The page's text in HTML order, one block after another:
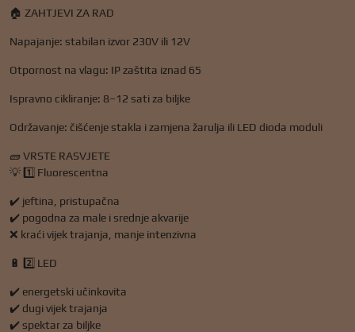
🏠 ZAHTJEVI ZA RAD
Napajanje: stabilan izvor 230V ili 12V
Otpornost na vlagu: IP zaštita iznad 65
Ispravno cikliranje: 8–12 sati za biljke
Održavanje: čišćenje stakla i zamjena žarulja ili LED dioda moduli
🧱 VRSTE RASVJETE
💡 1️⃣ Fluorescentna
✔️ jeftina, pristupačna
✔️ pogodna za male i srednje akvarije
❌ kraći vijek trajanja, manje intenzivna
🔋 2️⃣ LED
✔️ energetski učinkovita
✔️ dugi vijek trajanja
✔️ spektar za biljke